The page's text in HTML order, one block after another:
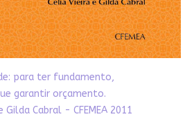
para ter fundamento,
garantir orçamento.
Gilda Cabral - CFEMEA 2011